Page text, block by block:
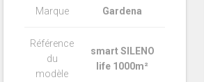
Marque Gardena
Référence
du
modèle
smart SILENO
life 1000m²